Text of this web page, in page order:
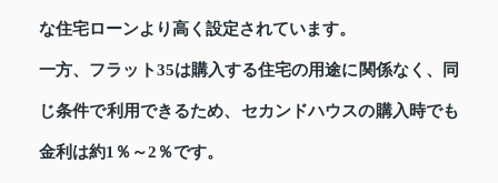
な住宅ローンより高く設定されています。
一方、フラット35は購入する住宅の用途に関係なく、同
じ条件で利用できるため、セカンドハウスの購入時でも
金利は約1％～2％です。